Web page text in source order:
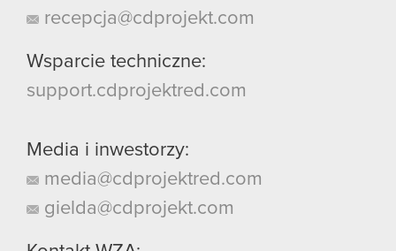
recepcja@cdprojekt.com
Wsparcie techniczne:
support.cdprojektred.com
Media i inwestorzy:
media@cdprojektred.com
gielda@cdprojekt.com